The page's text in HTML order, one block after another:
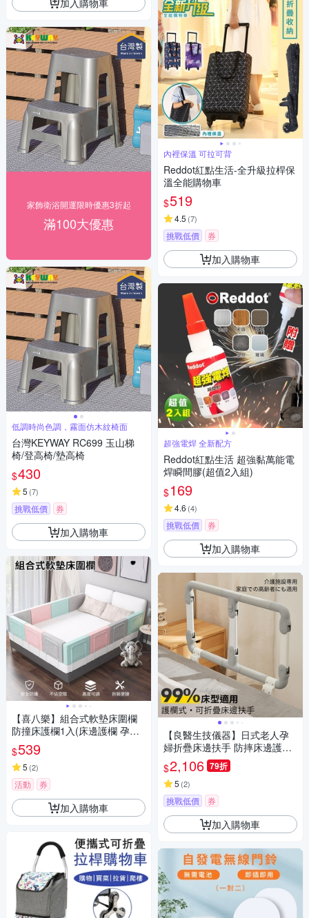
家飾衛浴開運限時優惠3折起
滿100大優惠
低調時尚色調，霧面仿木紋椅面
台灣KEYWAY RC699 玉山梯
椅/登高椅/墊高椅
$430
5 (7)
挑戰低價 券
加入購物車
【喜八樂】組合式軟墊床圍欄
防撞床護欄1入(床邊護欄 孕婦
老人床邊扶手)
$539
5 (2)
活動 券
加入購物車
內裡保溫 可拉可背
Reddot紅點生活-全升級拉桿保
溫全能購物車
$519
4.5 (7)
挑戰低價 券
加入購物車
超強電焊 全新配方
Reddot紅點生活 超強黏萬能電
焊瞬間膠(超值2入組)
$169
4.6 (4)
挑戰低價 券
加入購物車
【良醫生技儀器】日式老人孕
婦折疊床邊扶手 防摔床邊護欄
安全扶手(加寬左右折疊 日本照
護愛用款)
$2,106 79折
5 (2)
挑戰低價 券
加入購物車